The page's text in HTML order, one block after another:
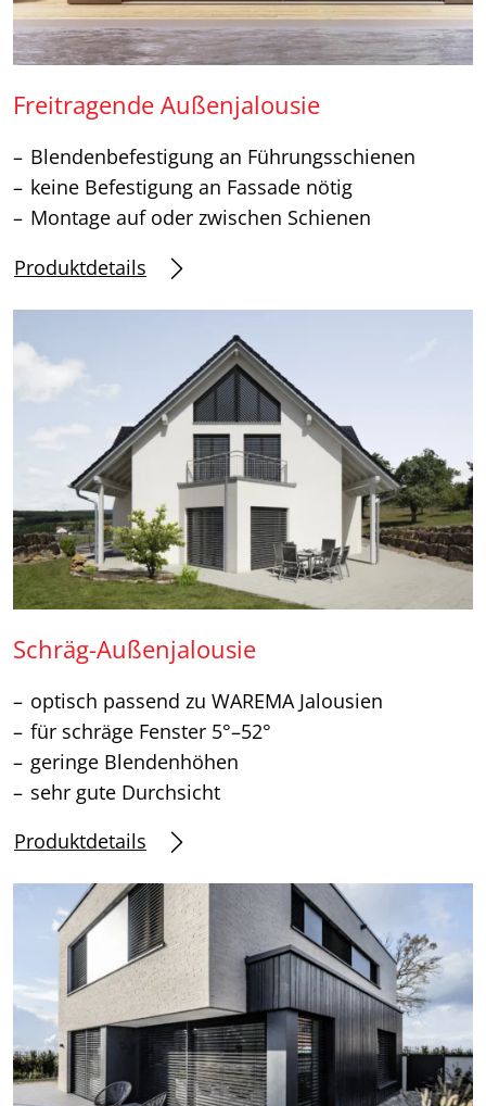
Freitragende Außenjalousie
Blendenbefestigung an Führungsschienen
keine Befestigung an Fassade nötig
Montage auf oder zwischen Schienen
Produktdetails
Schräg-Außenjalousie
optisch passend zu WAREMA Jalousien
für schräge Fenster 5°–52°
geringe Blendenhöhen
sehr gute Durchsicht
Produktdetails